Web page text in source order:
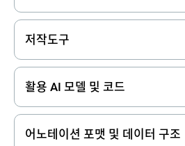
저작도구
활용 AI 모델 및 코드
어노테이션 포맷 및 데이터 구조